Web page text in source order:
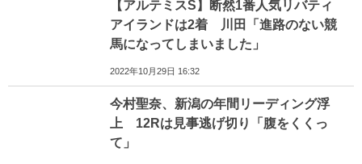
【アルテミスS】断然1番人気リバティ
アイランドは2着 川田「進路のない競
馬になってしまいました」
2022年10月29日 16:32
今村聖奈、新潟の年間リーディング浮
上 12Rは見事逃げ切り「腹をくくっ
て」